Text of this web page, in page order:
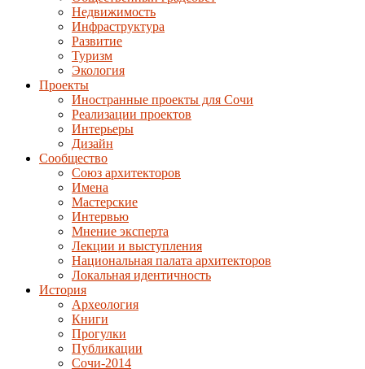
Недвижимость
Инфраструктура
Развитие
Туризм
Экология
Проекты
Иностранные проекты для Сочи
Реализации проектов
Интерьеры
Дизайн
Сообщество
Союз архитекторов
Имена
Мастерские
Интервью
Мнение эксперта
Лекции и выступления
Национальная палата архитекторов
Локальная идентичность
История
Археология
Книги
Прогулки
Публикации
Сочи-2014